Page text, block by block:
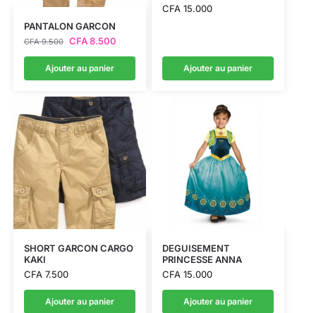
PANTALON GARCON
CFA9.500 CFA8.500
Ajouter au panier
CFA15.000
Ajouter au panier
SHORT GARCON CARGO
KAKI
CFA7.500
Ajouter au panier
DEGUISEMENT
PRINCESSE ANNA
CFA15.000
Ajouter au panier